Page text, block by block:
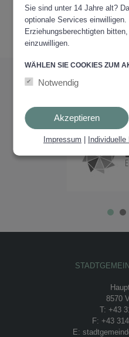
PARTNER
8570
T: +43
F: +43
E:
Sie sind unter 14 Jahre alt?
optionale Services
Erziehungsberechtigten
einzuwilligen.
WÄHLEN SIE COOKIES ZUM
Notwendig
Akzeptieren
Impressum